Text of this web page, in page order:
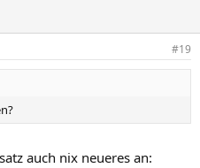
#19
auch nix neueres an: